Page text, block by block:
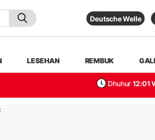
Deutsche Welle
LESEHAN REMBUK
Dhuhur 12:01